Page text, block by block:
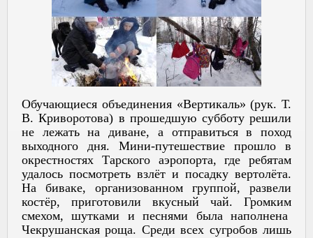
Обучающиеся объединения «Вертикаль» (рук. Т.
В. Криворотова) в прошедшую субботу решили
не лежать на диване, а отправиться в поход
выходного дня. Мини-путешествие прошло в
окрестностях Тарского аэропорта, где ребятам
удалось посмотреть взлёт и посадку вертолёта.
На биваке, организованном группой, развели
костёр, приготовили вкусный чай. Громким
смехом, шутками и песнями была наполнена
Чекрушанская роща. Среди всех сугробов лишь